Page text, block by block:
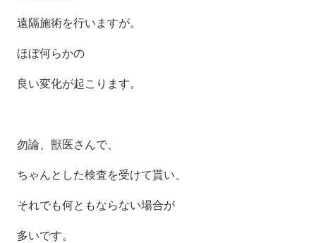
遠隔施術を行いますが。
ほぼ何らかの
良い変化が起こります。
勿論、獣医さんで、
ちゃんとした検査を受けて貰い、
それでも何ともならない場合が
多いです。